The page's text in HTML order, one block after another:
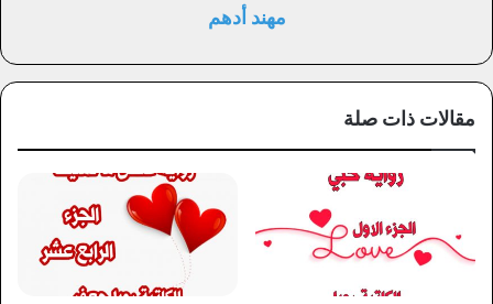
مهند أدهم
مقالات ذات صلة